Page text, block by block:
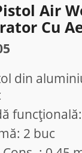
Air
Cu
din
2 buc